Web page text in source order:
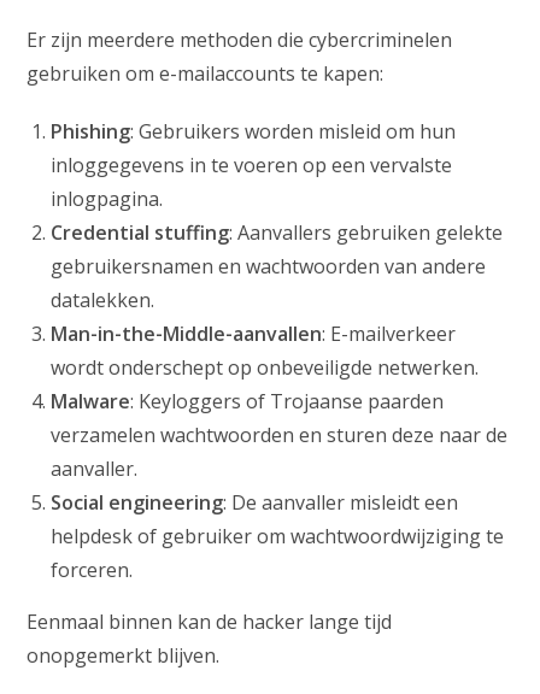
Er zijn meerdere methoden die cybercriminelen
gebruiken om e-mailaccounts te kapen:
Phishing: Gebruikers worden misleid om hun
inloggegevens in te voeren op een vervalste
inlogpagina.
Credential stuffing: Aanvallers gebruiken gelekte
gebruikersnamen en wachtwoorden van andere
datalekken.
Man-in-the-Middle-aanvallen: E-mailverkeer
wordt onderschept op onbeveiligde netwerken.
Malware: Keyloggers of Trojaanse paarden
verzamelen wachtwoorden en sturen deze naar de
aanvaller.
Social engineering: De aanvaller misleidt een
helpdesk of gebruiker om wachtwoordwijziging te
forceren.
Eenmaal binnen kan de hacker lange tijd
onopgemerkt blijven.